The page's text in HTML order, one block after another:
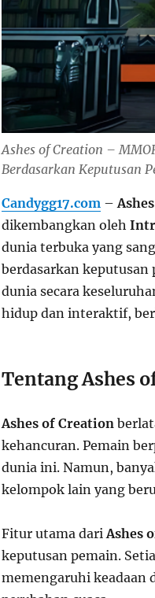
Ashes of Creation –
Berdasarkan Keputusan
Candygg17.com–
dikembangkan oleh
dunia terbuka yang
berdasarkan keputusan
dunia secara
hidup dan interaktif,
Tentang Ashes
Ashes of Creation
kehancuran. Pemain
dunia ini. Namun,
kelompok lain yang
Fitur utama dariAshes
keputusan pemain.
memengaruhi keadaan